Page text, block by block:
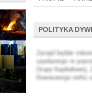
POLITYKA